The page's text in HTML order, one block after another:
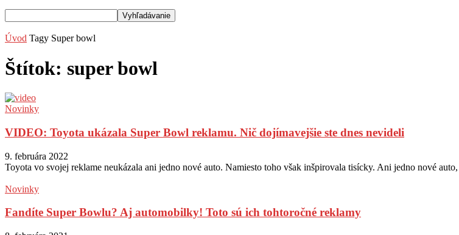
Úvod Tagy Super bowl
Štítok: super bowl
Novinky
VIDEO: Toyota ukázala Super Bowl reklamu. Nič dojímavejšie ste dnes nevideli
9. februára 2022
Toyota vo svojej reklame neukázala ani jedno nové auto. Namiesto toho však inšpirovala tisícky. Ani jedno nové
Novinky
Fandíte Super Bowlu? Aj automobilky! Toto sú ich tohtoročné reklamy